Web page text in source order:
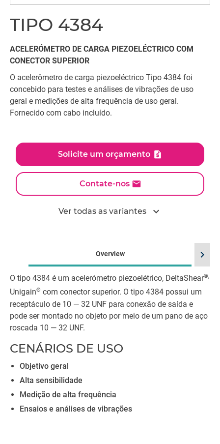
TIPO 4384
ACELERÓMETRO DE CARGA PIEZOELÉCTRICO COM
CONECTOR SUPERIOR
O acelerômetro de carga piezoeléctrico Tipo 4384 foi
concebido para testes e análises de vibrações de uso
geral e medições de alta frequência de uso geral.
Fornecido com cabo incluído.
Solicite um orçamento
Contate-nos
Ver todas as variantes expand_more
Overview
O tipo 4384 é um acelerómetro piezoelétrico, DeltaShear®,
Unigain® com conector superior. O tipo 4384 possui um
receptáculo de 10 — 32 UNF para conexão de saída e
pode ser montado no objeto por meio de um pano de aço
roscada 10 — 32 UNF.
CENÁRIOS DE USO
Objetivo geral
Alta sensibilidade
Medição de alta frequência
Ensaios e análises de vibrações
chevron_right